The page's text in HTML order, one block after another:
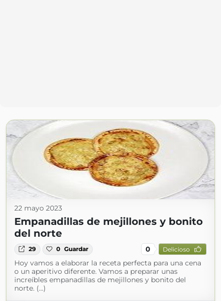
22 mayo 2023
Empanadillas de mejillones y bonito
del norte
29 0 Guardar 0 Delicioso
Hoy vamos a elaborar la receta perfecta para una cena
o un aperitivo diferente. Vamos a preparar unas
increíbles empanadillas de mejillones y bonito del
norte. (...)